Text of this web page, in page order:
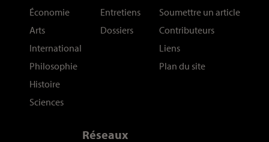
Économie
Arts
International
Philosophie
Histoire
Sciences
Entretiens
Dossiers
Soumettre un article
Contributeurs
Liens
Plan du site
Réseaux